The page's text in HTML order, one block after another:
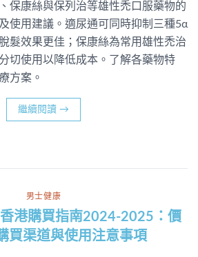
保康絲與保列治等雄性禿口服藥物的
使用建議。適尿通可同時抑制三種5α
髮效果更佳；保康絲為常用雄性禿治
切使用以降低成本。了解各藥物特
方案。
繼續閱讀 →
男士健康
港購買指南2024-2025：價
買渠道與使用注意事項